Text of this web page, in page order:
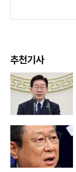
추천기사